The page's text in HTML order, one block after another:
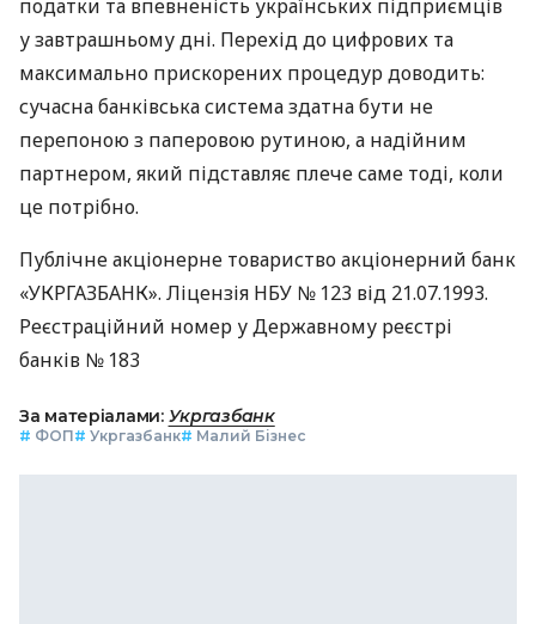
податки та впевненість українських підприємців
у завтрашньому дні. Перехід до цифрових та
максимально прискорених процедур доводить:
сучасна банківська система здатна бути не
перепоною з паперовою рутиною, а надійним
партнером, який підставляє плече саме тоді, коли
це потрібно.
Публічне акціонерне товариство акціонерний банк
«УКРГАЗБАНК». Ліцензія НБУ № 123 від 21.07.1993.
Реєстраційний номер у Державному реєстрі
банків № 183
За матеріалами: Укргазбанк
# ФОП# Укргазбанк# Малий Бізнес